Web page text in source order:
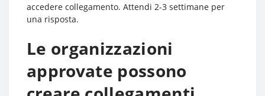
accedere collegamento. Attendi 2-3 settimane per
una risposta.
Le organizzazioni
approvate possono